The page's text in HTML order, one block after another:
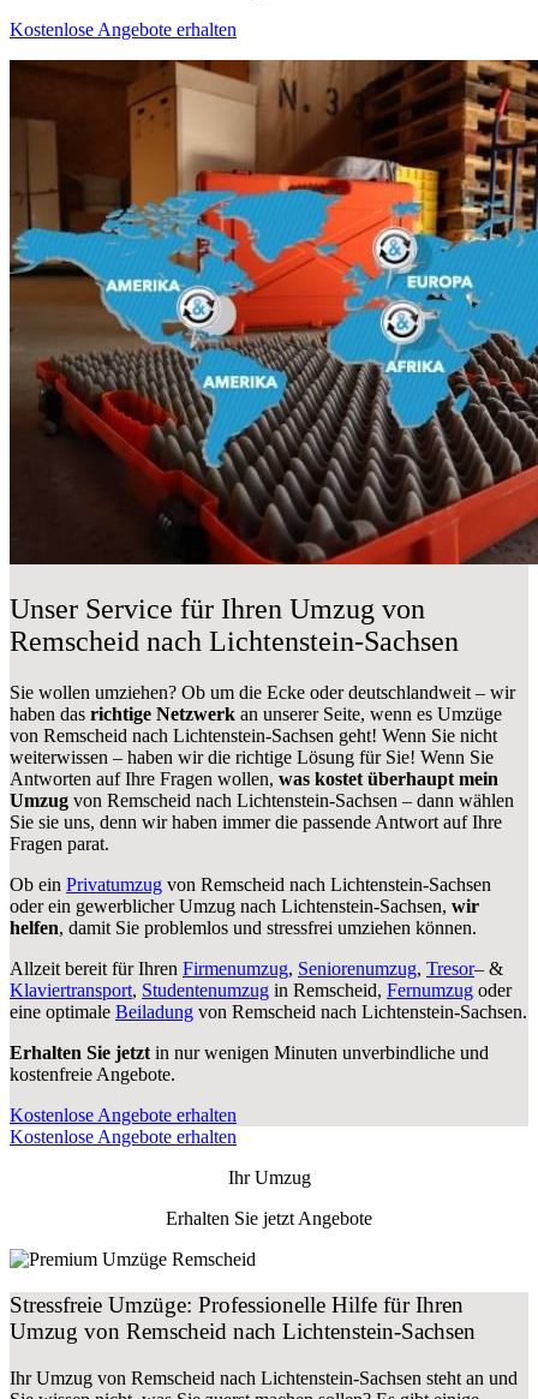
Kostenlose Angebote erhalten
Unser Service für Ihren Umzug von
Remscheid nach Lichtenstein-Sachsen
Sie wollen umziehen? Ob um die Ecke oder deutschlandweit – wir
haben das richtige Netzwerk an unserer Seite, wenn es Umzüge
von Remscheid nach Lichtenstein-Sachsen geht! Wenn Sie nicht
weiterwissen – haben wir die richtige Lösung für Sie! Wenn Sie
Antworten auf Ihre Fragen wollen, was kostet überhaupt mein
Umzug von Remscheid nach Lichtenstein-Sachsen – dann wählen
Sie sie uns, denn wir haben immer die passende Antwort auf Ihre
Fragen parat.
Ob ein Privatumzug von Remscheid nach Lichtenstein-Sachsen
oder ein gewerblicher Umzug nach Lichtenstein-Sachsen, wir
helfen, damit Sie problemlos und stressfrei umziehen können.
Allzeit bereit für Ihren Firmenumzug, Seniorenumzug, Tresor– &
Klaviertransport, Studentenumzug in Remscheid, Fernumzug oder
eine optimale Beiladung von Remscheid nach Lichtenstein-Sachsen.
Erhalten Sie jetzt in nur wenigen Minuten unverbindliche und
kostenfreie Angebote.
Kostenlose Angebote erhalten
Kostenlose Angebote erhalten
Ihr Umzug
Erhalten Sie jetzt Angebote
Stressfreie Umzüge: Professionelle Hilfe für Ihren
Umzug von Remscheid nach Lichtenstein-Sachsen
Ihr Umzug von Remscheid nach Lichtenstein-Sachsen steht an und